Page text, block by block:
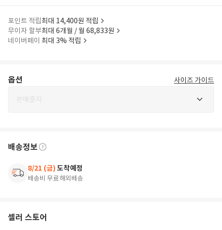
포인트 적립최대 14,400원 적립
무이자 할부최대 6개월 / 월 68,833원
네이버페이 최대 3% 적립
옵션 사이즈 가이드
판매중지
배송정보
8/21 (금) 도착예정
배송비 무료해외배송
셀러 스토어